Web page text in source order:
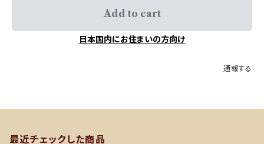
Add to cart
日本国内にお住まいの方向け
通報する
最近チェックした商品